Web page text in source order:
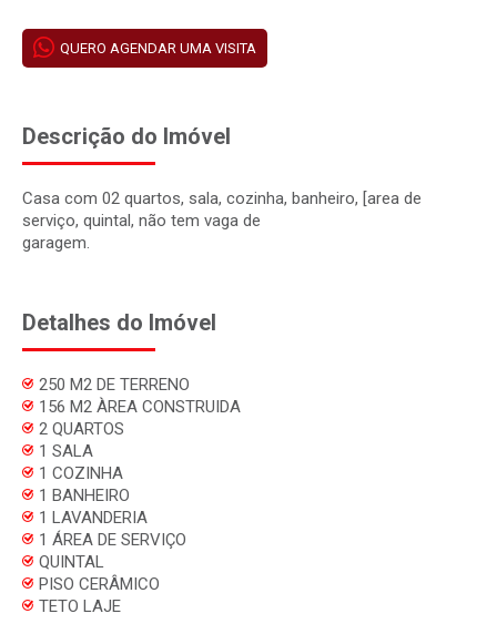
QUERO AGENDAR UMA VISITA
Descrição do Imóvel
Casa com 02 quartos, sala, cozinha, banheiro, [area de
serviço, quintal, não tem vaga de
garagem.
Detalhes do Imóvel
250 M2 DE TERRENO
156 M2 ÀREA CONSTRUIDA
2 QUARTOS
1 SALA
1 COZINHA
1 BANHEIRO
1 LAVANDERIA
1 ÁREA DE SERVIÇO
QUINTAL
PISO CERÂMICO
TETO LAJE